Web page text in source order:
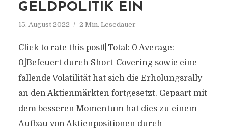
GELDPOLITIK EIN
15. August 2022 2 Min. Lesedauer
Click to rate this post![Total: 0 Average:
0]Befeuert durch Short-Covering sowie eine
fallende Volatilität hat sich die Erholungsrally
an den Aktienmärkten fortgesetzt. Gepaart mit
dem besseren Momentum hat dies zu einem
Aufbau von Aktienpositionen durch